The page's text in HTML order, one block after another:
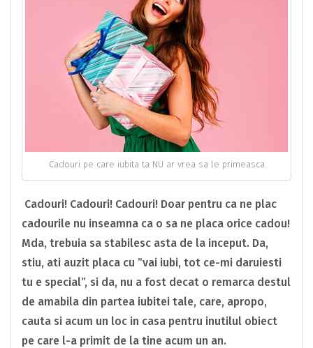
Cadouri pe care iubita ta NU ar vrea sa le primeasca
Cadouri! Cadouri! Cadouri! Doar pentru ca ne plac
cadourile nu inseamna ca o sa ne placa orice cadou!
Mda, trebuia sa stabilesc asta de la inceput. Da,
stiu, ati auzit placa cu ”vai iubi, tot ce-mi daruiesti
tu e special”, si da, nu a fost decat o remarca destul
de amabila din partea iubitei tale, care, apropo,
cauta si acum un loc in casa pentru inutilul obiect
pe care l-a primit de la tine acum un an.